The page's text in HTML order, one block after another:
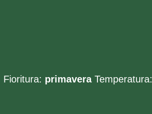
Fioritura: primaveraTemperatura: